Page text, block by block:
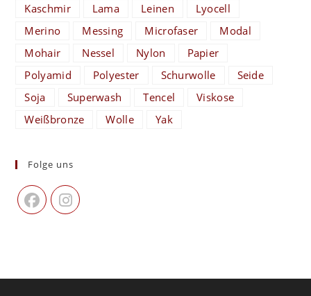
Kaschmir
Lama Leinen
Lyocell
Merino
Messing Microfaser
Modal
Mohair
Nessel Nylon
Papier
Polyamid
Polyester Schurwolle
Seide
Soja
Superwash Tencel
Viskose
Weißbronze
Wolle Yak
Folge uns